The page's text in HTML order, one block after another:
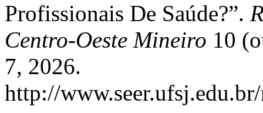
Profissionais De Saúde?”.
Centro-Oeste Mineiro 10
7, 2026.
http://